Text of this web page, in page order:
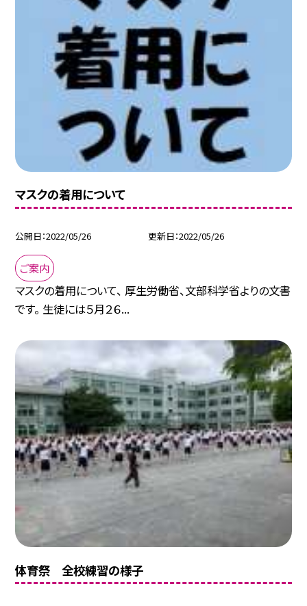
マスクの着用について
公開日 2022/05/26 更新日 2022/05/26
ご案内
マスクの着用について、 厚生労働省、文部科学省よりの文書
です。 生徒には５月２６...
体育祭 全校練習の様子